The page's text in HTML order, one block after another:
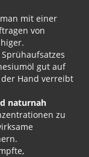
mit einer
von
gut auf
Hand verreibt
naturnah
zu